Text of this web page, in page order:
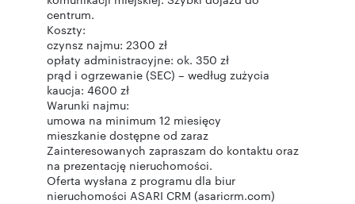
centrum.
Koszty:
czynsz najmu: 2300 zł
opłaty administracyjne: ok. 350 zł
prąd i ogrzewanie (SEC) – według zużycia
kaucja: 4600 zł
Warunki najmu:
umowa na minimum 12 miesięcy
mieszkanie dostępne od zaraz
Zainteresowanych zapraszam do kontaktu oraz
na prezentację nieruchomości.
Oferta wysłana z programu dla biur
nieruchomości ASARI CRM (asaricrm.com)